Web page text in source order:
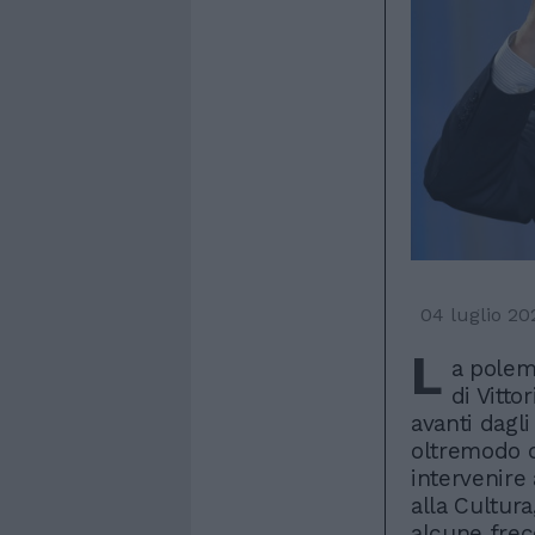
04 luglio
L a
di
avanti
oltremodo
intervenire
alla